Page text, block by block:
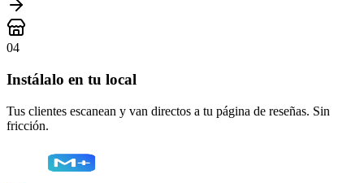
04
Instálalo en tu local
Tus clientes escanean y van directos a tu página de reseñas. Sin
fricción.